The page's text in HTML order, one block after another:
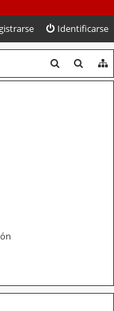
Identificarse
u
u